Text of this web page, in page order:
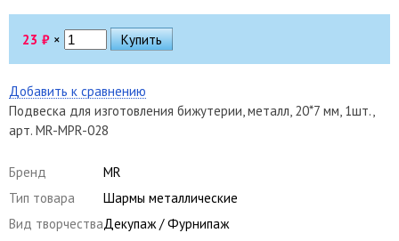
23 ₽ ×
Добавить к сравнению
Подвеска для изготовления бижутерии, металл, 20*7 мм, 1шт.,
арт. MR-MPR-028
Бренд
MR
Тип товара
Шармы металлические
Вид творчестваДекупаж / Фурнипаж